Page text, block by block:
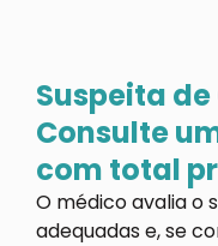
Suspeita
Consulte
com total
O médico avalia o
adequadas e, se